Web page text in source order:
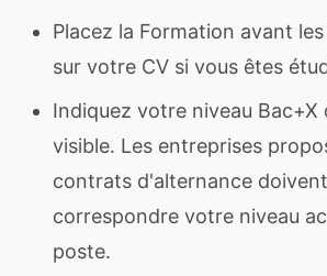
Placez la Formation avant
sur votre CV si vous êtes
Indiquez votre niveau Bac+X
visible. Les entreprises
contrats d'alternance
correspondre votre niveau
poste.